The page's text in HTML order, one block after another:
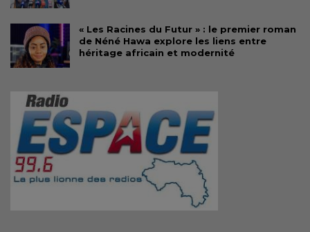
« Les Racines du Futur » : le premier roman
de Néné Hawa explore les liens entre
héritage africain et modernité